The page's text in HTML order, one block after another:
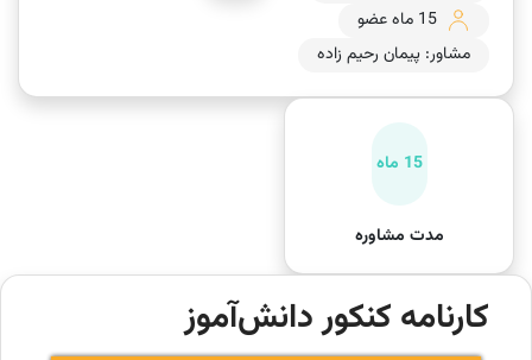
15 ماه عضو
مشاور: پیمان رحیم زاده
15 ماه
مدت مشاوره
کارنامه کنکور دانش‌آموز